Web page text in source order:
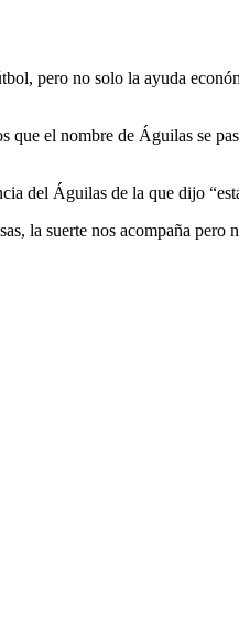
pero no solo la ayuda
el nombre de Águilas se
del Águilas de la que dijo
la suerte nos acompaña